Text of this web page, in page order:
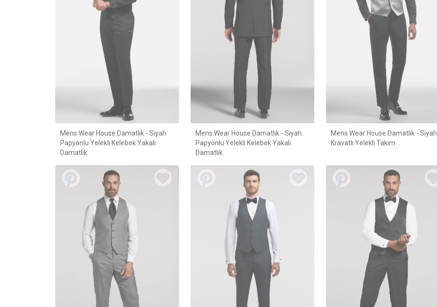
Mens Wear House Damatlık - Siyah
Papyonlu Yelekli Kelebek Yakalı
Damatlık
Mens Wear House Damatlık - Siyah
Papyonlu Yelekli Kelebek Yakalı
Damatlık
Mens Wear House Damatlık - Siyah
Kravatlı Yelekli Takım